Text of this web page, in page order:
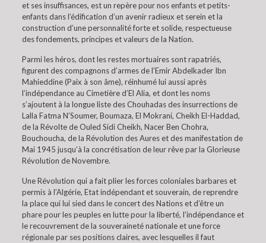
et ses insuffisances, est un repère pour nos enfants et petits-
enfants dans l’édification d’un avenir radieux et serein et la
construction d’une personnalité forte et solide, respectueuse
des fondements, principes et valeurs de la Nation.
Parmi les héros, dont les restes mortuaires sont rapatriés,
figurent des compagnons d’armes de l’Emir Abdelkader Ibn
Mahieddine (Paix à son âme), réinhumé lui aussi après
l’indépendance au Cimetière d’El Alia, et dont les noms
s’ajoutent à la longue liste des Chouhadas des insurrections de
Lalla Fatma N’Soumer, Boumaza, El Mokrani, Cheikh El-Haddad,
de la Révolte de Ouled Sidi Cheikh, Nacer Ben Chohra,
Bouchoucha, de la Révolution des Aures et des manifestation de
Mai 1945 jusqu’à la concrétisation de leur rêve par la Glorieuse
Révolution de Novembre.
Une Révolution qui a fait plier les forces coloniales barbares et
permis à l’Algérie, Etat indépendant et souverain, de reprendre
la place qui lui sied dans le concert des Nations et d’être un
phare pour les peuples en lutte pour la liberté, l’indépendance et
le recouvrement de la souveraineté nationale et une force
régionale par ses positions claires, avec lesquelles il faut